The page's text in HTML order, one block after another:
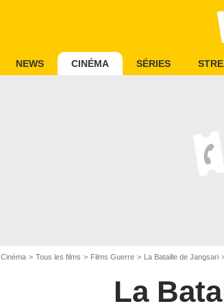
NEWS CINÉMA SÉRIES
Cinéma Tous les films Films Guerre La Bataille de Jangsari
La